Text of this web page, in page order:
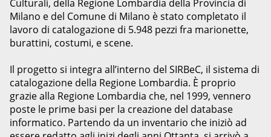
Culturali, della Regione Lombardia della Provincia di
Milano e del Comune di Milano è stato completato il
lavoro di catalogazione di 5.948 pezzi fra marionette,
burattini, costumi, e scene.
Il progetto si integra all’interno del SIRBeC, il sistema di
catalogazione della Regione Lombardia. È proprio
grazie alla Regione Lombardia che, nel 1999, vennero
poste le prime basi per la creazione del database
informatico. Partendo da un inventario che iniziò ad